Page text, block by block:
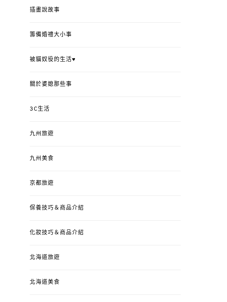
插畫說故事
籌備婚禮大小事
被貓奴役的生活♥
關於婆媳那些事
3C生活
九州旅遊
九州美食
京都旅遊
保養技巧＆商品介紹
化妝技巧＆商品介紹
北海道旅遊
北海道美食